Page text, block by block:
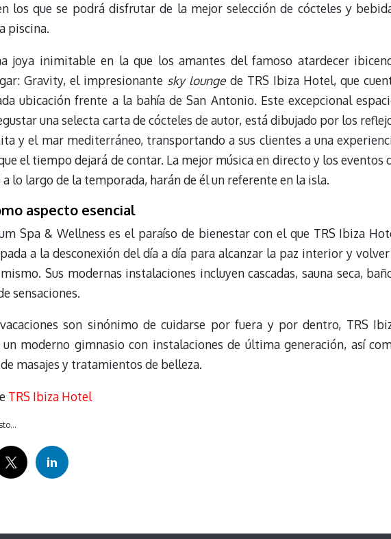
los que se podrá disfrutar de la mejor selección de cócteles y
piscina.
joya inimitable en la que los amantes del famoso atardecer
Gravity, el impresionante sky loungede TRS Ibiza Hotel, que
ubicación frente a la bahía de San Antonio. Este excepcional
una selecta carta de cócteles de autor, está dibujado por los
y el mar mediterráneo, transportando a sus clientes a una
el tiempo dejará de contar. La mejor música en directo y los eventos
a lo largo de la temporada, harán de él un referente en la isla.
aspecto esencial
Spa & Wellness es el paraíso de bienestar con el que TRS Ibiza
a la desconexión del día a día para alcanzar la paz interior y
Sus modernas instalaciones incluyen cascadas, sauna seca,
sensaciones.
son sinónimo de cuidarse por fuera y por dentro, TRS
moderno gimnasio con instalaciones de última generación, así
masajes y tratamientos de belleza.
TRS Ibiza Hotel